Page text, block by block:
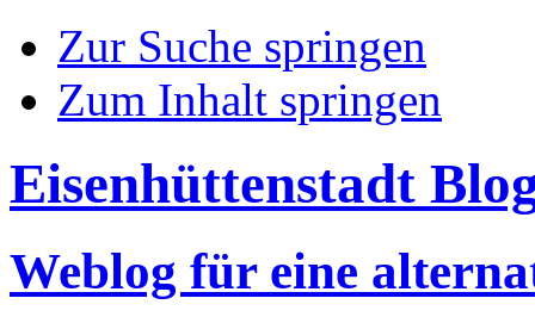
Zur Suche springen
Zum Inhalt springen
Eisenhüttenstadt
Weblog für eine